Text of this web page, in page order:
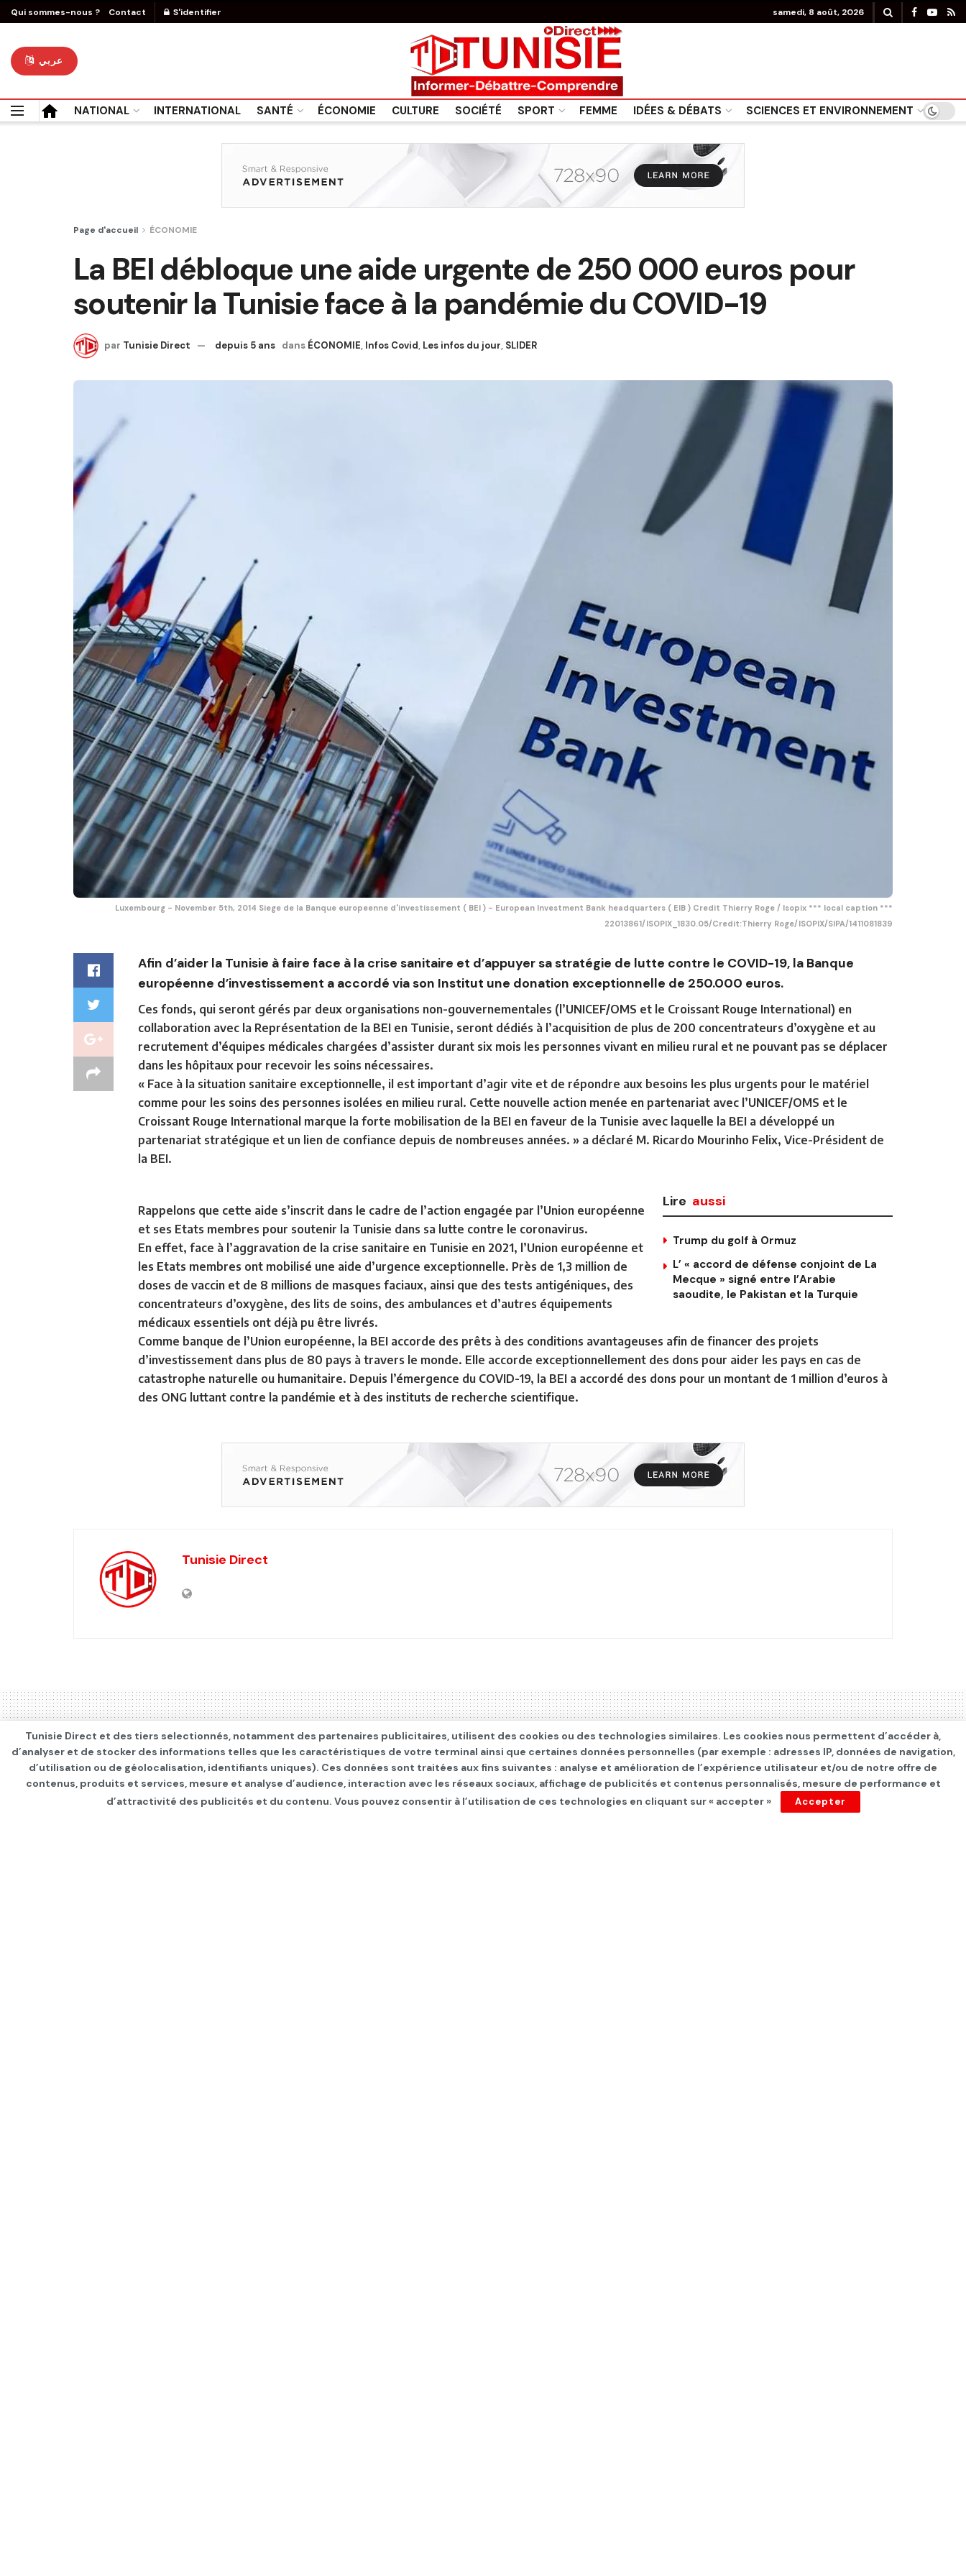
Qui sommes-nous ? Contact S'identifier samedi, 8 août, 2026
عربي
NATIONAL INTERNATIONAL SANTÉ ÉCONOMIE CULTURE SOCIÉTÉ SPORT FEMME IDÉES & DÉBATS SCIENCES ET ENVIRONNEMENT
Page d'accueil ÉCONOMIE
La BEI débloque une aide urgente de 250 000 euros pour
soutenir la Tunisie face à la pandémie du COVID-19
par Tunisie Direct depuis 5 ans dans ÉCONOMIE, Infos Covid, Les infos du jour, SLIDER
Luxembourg - November 5th, 2014 Siege de la Banque europeenne d'investissement ( BEI ) - European Investment Bank headquarters ( EIB ) Credit Thierry Roge / Isopix *** local caption ***
22013861/ISOPIX_1830.05/Credit:Thierry Roge/ISOPIX/SIPA/1411081839
Afin d’aider la Tunisie à faire face à la crise sanitaire et d’appuyer sa stratégie de lutte contre le COVID-19, la Banque
européenne d’investissement a accordé via son Institut une donation exceptionnelle de 250.000 euros.
Ces fonds, qui seront gérés par deux organisations non-gouvernementales (l’UNICEF/OMS et le Croissant Rouge International) en
collaboration avec la Représentation de la BEI en Tunisie, seront dédiés à l’acquisition de plus de 200 concentrateurs d’oxygène et au
recrutement d’équipes médicales chargées d’assister durant six mois les personnes vivant en milieu rural et ne pouvant pas se déplacer
dans les hôpitaux pour recevoir les soins nécessaires.
« Face à la situation sanitaire exceptionnelle, il est important d’agir vite et de répondre aux besoins les plus urgents pour le matériel
comme pour les soins des personnes isolées en milieu rural. Cette nouvelle action menée en partenariat avec l’UNICEF/OMS et le
Croissant Rouge International marque la forte mobilisation de la BEI en faveur de la Tunisie avec laquelle la BEI a développé un
partenariat stratégique et un lien de confiance depuis de nombreuses années. » a déclaré M. Ricardo Mourinho Felix, Vice-Président de
la BEI.
Lire aussi
Trump du golf à Ormuz
L’ « accord de défense conjoint de La
Mecque » signé entre l’Arabie
saoudite, le Pakistan et la Turquie
Rappelons que cette aide s’inscrit dans le cadre de l’action engagée par l’Union européenne
et ses Etats membres pour soutenir la Tunisie dans sa lutte contre le coronavirus.
En effet, face à l’aggravation de la crise sanitaire en Tunisie en 2021, l’Union européenne et
les Etats membres ont mobilisé une aide d’urgence exceptionnelle. Près de 1,3 million de
doses de vaccin et de 8 millions de masques faciaux, ainsi que des tests antigéniques, des
concentrateurs d’oxygène, des lits de soins, des ambulances et d’autres équipements
médicaux essentiels ont déjà pu être livrés.
Comme banque de l’Union européenne, la BEI accorde des prêts à des conditions avantageuses afin de financer des projets
d’investissement dans plus de 80 pays à travers le monde. Elle accorde exceptionnellement des dons pour aider les pays en cas de
catastrophe naturelle ou humanitaire. Depuis l’émergence du COVID-19, la BEI a accordé des dons pour un montant de 1 million d’euros à
des ONG luttant contre la pandémie et à des instituts de recherche scientifique.
Tunisie Direct
Tunisie Direct et des tiers selectionnés, notamment des partenaires publicitaires, utilisent des cookies ou des technologies similaires. Les cookies nous permettent d’accéder à,
d’analyser et de stocker des informations telles que les caractéristiques de votre terminal ainsi que certaines données personnelles (par exemple : adresses IP, données de navigation,
d’utilisation ou de géolocalisation, identifiants uniques). Ces données sont traitées aux fins suivantes : analyse et amélioration de l’expérience utilisateur et/ou de notre offre de
contenus, produits et services, mesure et analyse d’audience, interaction avec les réseaux sociaux, affichage de publicités et contenus personnalisés, mesure de performance et
d’attractivité des publicités et du contenu. Vous pouvez consentir à l’utilisation de ces technologies en cliquant sur « accepter »
Accepter